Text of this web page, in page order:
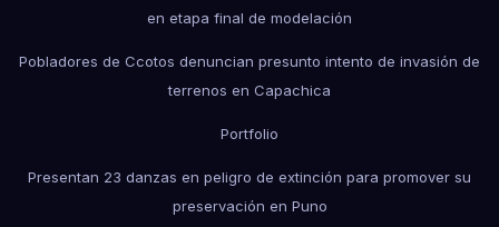
en etapa final de modelación
Pobladores de Ccotos denuncian presunto intento de invasión de
terrenos en Capachica
Portfolio
Presentan 23 danzas en peligro de extinción para promover su
preservación en Puno